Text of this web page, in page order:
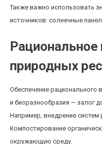
Также важно использовать
источников: солнечные
Рациональное
природных
Обеспечение рационального
и биоразнообразия — залог
Например, внедрение систем
Компостирование
окружающую среду.